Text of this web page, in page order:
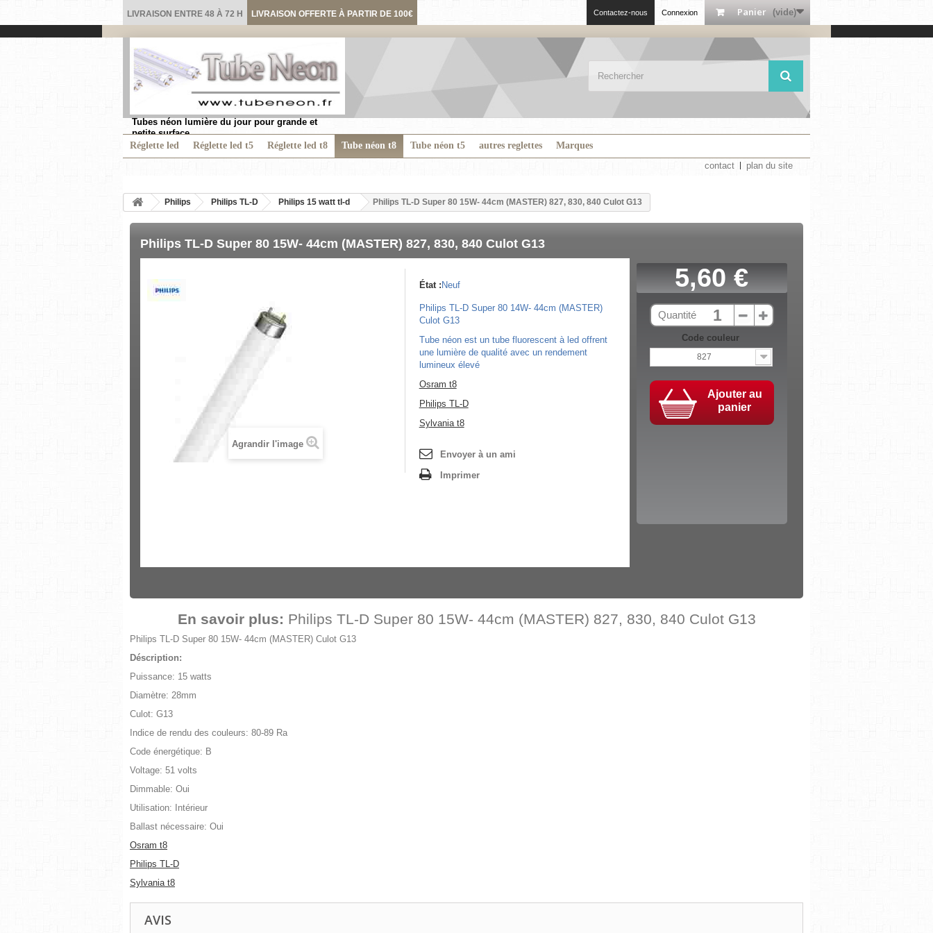
LIVRAISON ENTRE 48 À 72 H LIVRAISON OFFERTE À PARTIR DE 100€ Panier (vide)
Connexion
Contactez-nous
Tubes néon lumière du jour pour grande et
petite surface.
Réglette led
Réglette led t5 Réglette led t8 Tube néon t8 Tube néon t5 autres reglettes
Marques
contact
plan du site
Philips Philips TL-D Philips 15 watt tl-d Philips TL-D Super 80 15W- 44cm (MASTER) 827, 830, 840 Culot G13
Philips TL-D Super 80 15W- 44cm (MASTER) 827, 830, 840 Culot G13
Agrandir l'image
État : Neuf
Philips TL-D Super 80 14W- 44cm (MASTER)
Culot G13
Tube néon est un tube fluorescent à led offrent
une lumière de qualité avec un rendement
lumineux élevé
Osram t8
Philips TL-D
Sylvania t8
Envoyer à un ami
Imprimer
5,60 €
Quantité
Code couleur
827
Ajouter au
panier
En savoir plus: Philips TL-D Super 80 15W- 44cm (MASTER) 827, 830, 840 Culot G13
Philips TL-D Super 80 15W- 44cm (MASTER) Culot G13
Déscription:
Puissance: 15 watts
Diamètre: 28mm
Culot: G13
Indice de rendu des couleurs: 80-89 Ra
Code énergétique: B
Voltage: 51 volts
Dimmable: Oui
Utilisation: Intérieur
Ballast nécessaire: Oui
Osram t8
Philips TL-D
Sylvania t8
AVIS